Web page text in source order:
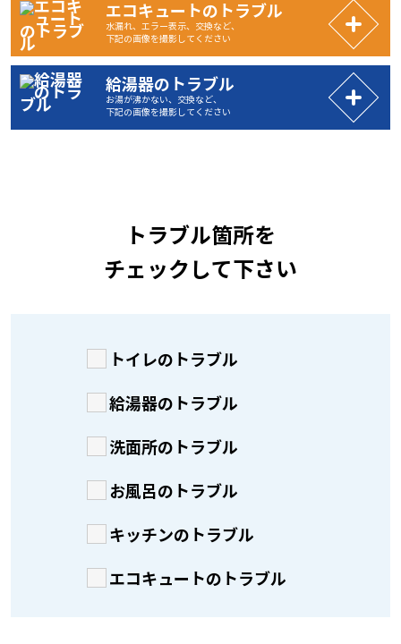
エコキュートのトラブル
水漏れ、エラー表示、交換など、
下記の画像を撮影してください
給湯器のトラブル
お湯が沸かない、交換など、
下記の画像を撮影してください
トラブル箇所を
チェックして下さい
トイレのトラブル
給湯器のトラブル
洗面所のトラブル
お風呂のトラブル
キッチンのトラブル
エコキュートのトラブル